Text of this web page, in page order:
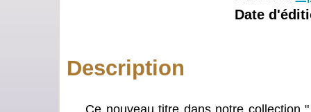
Date
Description
Ce nouveau titre dans notre collection